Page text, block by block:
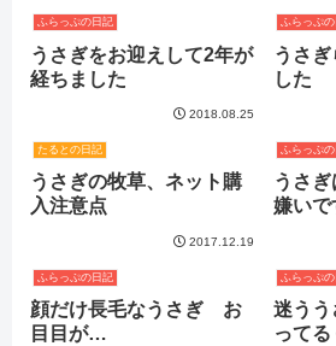
ふらっぷの日記
うさぎをお迎えして2年が
経ちました
2018.08.25
ふらっぷ
うさ
した
たるとの日記
うさぎの牧草、ネット購
入注意点
2017.12.19
ふらっぷ
うさ
嫌いで
ふらっぷの日記
顔だけ長毛なうさぎ お
目目が…
ふらっぷ
迷う
って